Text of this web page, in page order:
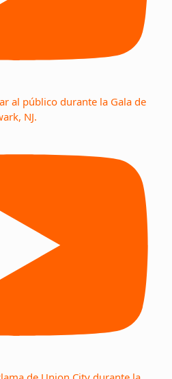
al público durante la Gala de
NJ.